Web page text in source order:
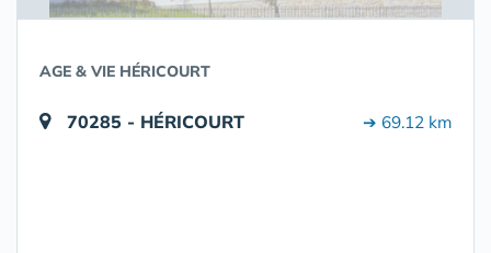
AGE & VIE HÉRICOURT
70285 - HÉRICOURT ➔ 69.12 km